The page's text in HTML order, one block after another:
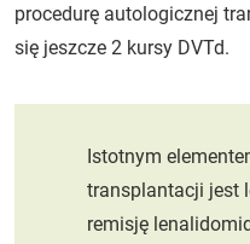
procedurę autologicznej
się jeszcze 2 kursy DVTd.
Istotnym
transplantacji jest
remisję